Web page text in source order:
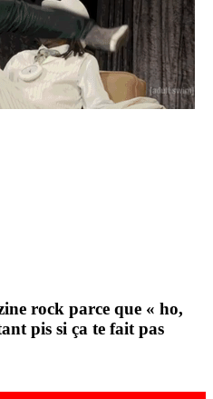
rock parce que « ho,
pis si ça te fait pas